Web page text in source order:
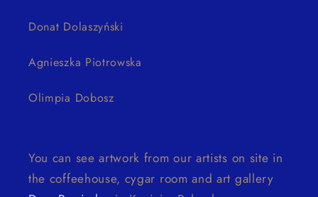
Donat Dolaszyński
Agnieszka Piotrowska
Olimpia Dobosz
You can see artwork from our artists on site in
the coffeehouse, cygar room and art gallery